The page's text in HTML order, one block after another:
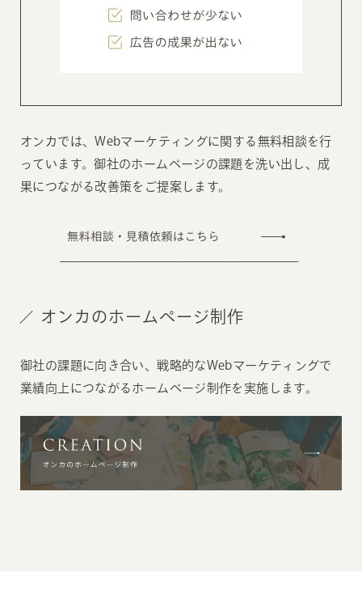
オンカでは、Webマーケティングに関する無料相談を行
っています。御社のホームページの課題を洗い出し、成
果につながる改善策をご提案します。
オンカのホームページ制作
御社の課題に向き合い、戦略的なWebマーケティングで
業績向上につながるホームページ制作を実施します。